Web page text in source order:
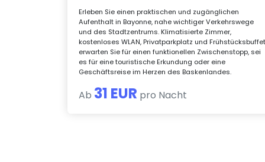
Erleben Sie einen praktischen und zugänglichen
Aufenthalt in Bayonne, nahe wichtiger Verkehrswege
und des Stadtzentrums. Klimatisierte Zimmer,
kostenloses WLAN, Privatparkplatz und
erwarten Sie für einen funktionellen Zwischenstopp, sei
es für eine touristische Erkundung oder eine
Geschäftsreise im Herzen des Baskenlandes.
Ab 31 EUR pro Nacht